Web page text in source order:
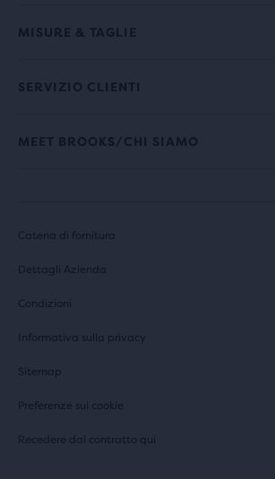
MISURE & TAGLIE
SERVIZIO CLIENTI
MEET BROOKS/CHI SIAMO
Catena di fornitura
Dettagli Azienda
Condizioni
Informativa sulla privacy
Sitemap
Preferenze sui cookie
Recedere dal contratto qui